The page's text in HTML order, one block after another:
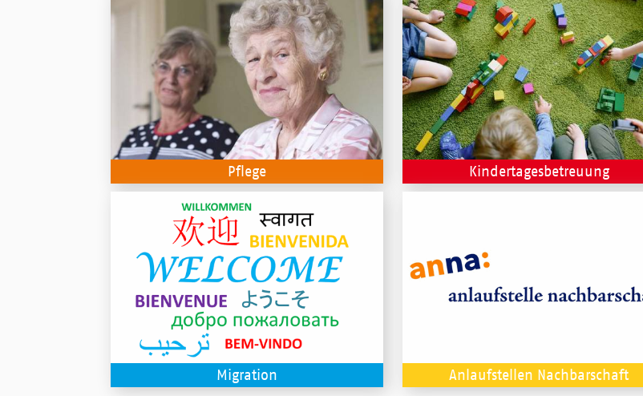
Pflege Kindertagesbetreuung
Migration Anlaufstellen Nachbarschaft